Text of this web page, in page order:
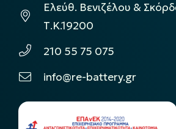
Ελεύθ. Βενιζέλου &
Τ.Κ.19200
210 55 75 075
info@re-battery.gr